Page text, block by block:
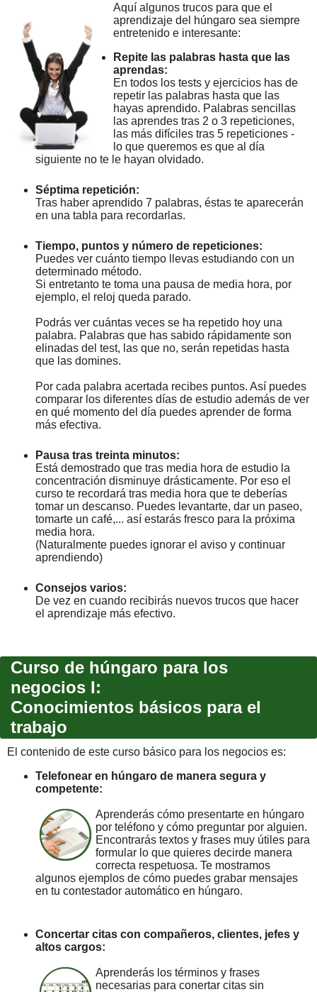
Aquí algunos trucos para que el
aprendizaje del húngaro sea siempre
entretenido e interesante:
Repite las palabras hasta que las
aprendas:
En todos los tests y ejercicios has de
repetir las palabras hasta que las
hayas aprendido. Palabras sencillas
las aprendes tras 2 o 3 repeticiones,
las más difíciles tras 5 repeticiones -
lo que queremos es que al día
siguiente no te le hayan olvidado.
Séptima repetición:
Tras haber aprendido 7 palabras, éstas te aparecerán
en una tabla para recordarlas.
Tiempo, puntos y número de repeticiones:
Puedes ver cuánto tiempo llevas estudiando con un
determinado método.
Si entretanto te toma una pausa de media hora, por
ejemplo, el reloj queda parado.
Podrás ver cuántas veces se ha repetido hoy una
palabra. Palabras que has sabido rápidamente son
elinadas del test, las que no, serán repetidas hasta
que las domines.
Por cada palabra acertada recibes puntos. Así puedes
comparar los diferentes días de estudio además de ver
en qué momento del día puedes aprender de forma
más efectiva.
Pausa tras treinta minutos:
Está demostrado que tras media hora de estudio la
concentración disminuye drásticamente. Por eso el
curso te recordará tras media hora que te deberías
tomar un descanso. Puedes levantarte, dar un paseo,
tomarte un café,... así estarás fresco para la próxima
media hora.
(Naturalmente puedes ignorar el aviso y continuar
aprendiendo)
Consejos varios:
De vez en cuando recibirás nuevos trucos que hacer
el aprendizaje más efectivo.
Curso de húngaro para los
negocios I:
Conocimientos básicos para el
trabajo
El contenido de este curso básico para los negocios es:
Telefonear en húngaro de manera segura y
competente:
Aprenderás cómo presentarte en húngaro
por teléfono y cómo preguntar por alguien.
Encontrarás textos y frases muy útiles para
formular lo que quieres decirde manera
correcta respetuosa. Te mostramos
algunos ejemplos de cómo puedes grabar mensajes
en tu contestador automático en húngaro.
Concertar citas con compañeros, clientes, jefes y
altos cargos:
Aprenderás los términos y frases
necesarias para conertar citas sin